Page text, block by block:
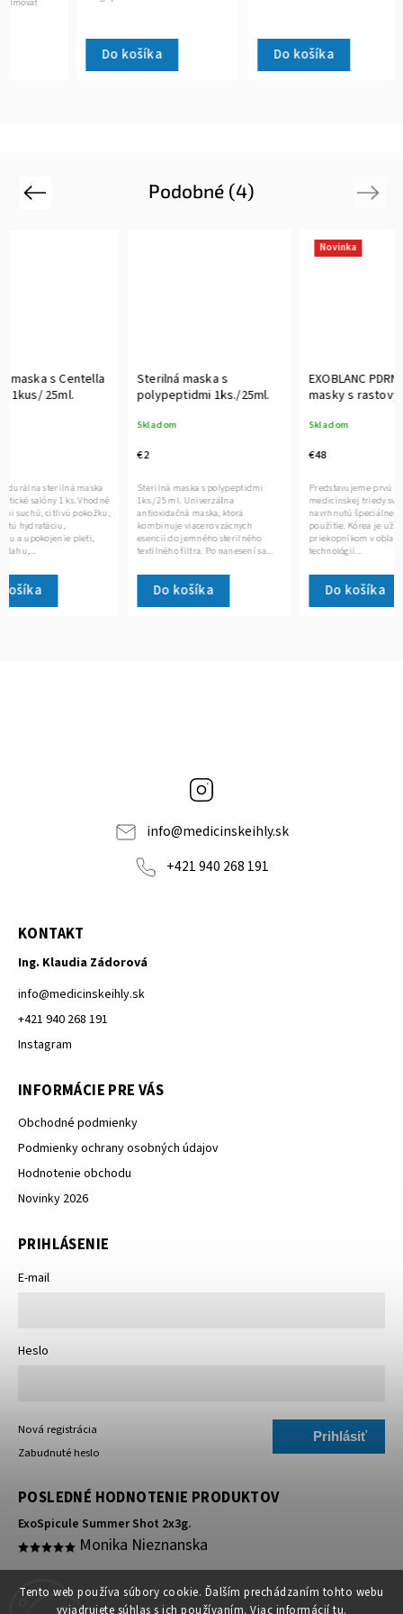
Tento web používa súbory cookie. Ďalším prechádzaním tohto webu
vyjadrujete súhlas s ich používaním. Viac informácií tu.
Podobné (4)
Previous
maska
Vhodné
Sterilná maska s
polypeptidmi 1ks./25ml.
Sterilná maska s polypeptidmi
1ks./25 ml. Univerzálna
antioxidačná maska, ktorá
kombinuje viacero vzácnych
esencií do jemného sterilného
textilného filtra. Po nanesení sa...
EXOBLANC PDRN pleťové
masky s rastovými
Predstavujeme prvú radu K-beauty
medicínskej triedy svojho druhu
navrhnutú špeciálne pre klinické
použitie. Kórea je už dlho
priekopníkom v oblasti pokročilých
technológií...
Next
info@medicinskeihly.sk
+421 940 268 191
KONTAKT
Ing. Klaudia Zádorová
info@medicinskeihly.sk
+421 940 268 191
Instagram
INFORMÁCIE PRE VÁS
Obchodné podmienky
Podmienky ochrany osobných údajov
Hodnotenie obchodu
Novinky 2026
PRIHLÁSENIE
E-mail
Heslo
Prihlásiť
Nová registrácia
Zabudnuté heslo
POSLEDNÉ HODNOTENIE PRODUKTOV
ExoSpicule Summer Shot 2x3g.
Monika Nieznanska